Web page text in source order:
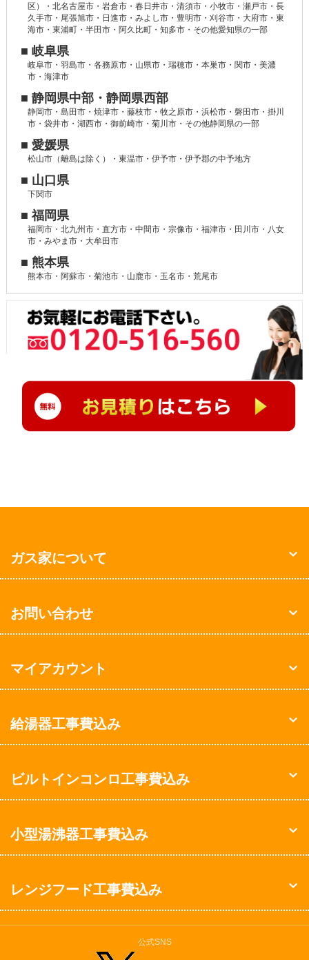
区）・北名古屋市・岩倉市・春日井市・清須市・小牧市・瀬戸市・長
久手市・尾張旭市・日進市・みよし市・豊明市・刈谷市・大府市・東
海市・東浦町・半田市・阿久比町・知多市・その他愛知県の一部
■ 岐阜県
岐阜市・羽島市・各務原市・山県市・瑞穂市・本巣市・関市・美濃
市・海津市
■ 静岡県中部・静岡県西部
静岡市・島田市・焼津市・藤枝市・牧之原市・浜松市・磐田市・掛川
市・袋井市・湖西市・御前崎市・菊川市・その他静岡県の一部
■ 愛媛県
松山市（離島は除く）・東温市・伊予市・伊予郡の中予地方
■ 山口県
下関市
■ 福岡県
福岡市・北九州市・直方市・中間市・宗像市・福津市・田川市・八女
市・みやま市・大牟田市
■ 熊本県
熊本市・阿蘇市・菊池市・山鹿市・玉名市・荒尾市
ガス家について
お問い合わせ
マイアカウント
給湯器工事費込み
ビルトインコンロ工事費込み
小型湯沸器工事費込み
レンジフード工事費込み
公式SNS